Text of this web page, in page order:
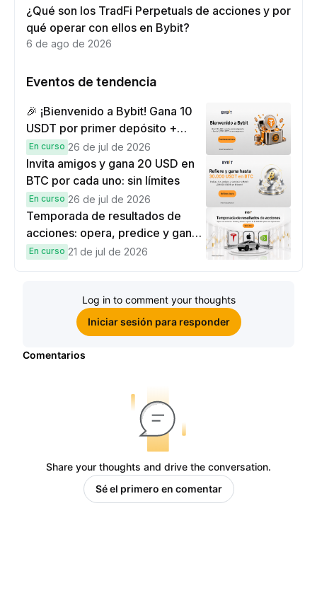
¿Qué son los TradFi Perpetuals de acciones y por
qué operar con ellos en Bybit?
6 de ago de 2026
Eventos de tendencia
🎉 ¡Bienvenido a Bybit! Gana 10
USDT por primer depósito +
hasta 9,999 USDT en
recompensas
En curso 26 de jul de 2026
Invita amigos y gana 20 USD en
BTC por cada uno: sin límites
En curso 26 de jul de 2026
Temporada de resultados de
acciones: opera, predice y gana
una Cybertruck.
En curso 21 de jul de 2026
Log in to comment your thoughts
Iniciar sesión para responder
Comentarios
Share your thoughts and drive the conversation.
Sé el primero en comentar